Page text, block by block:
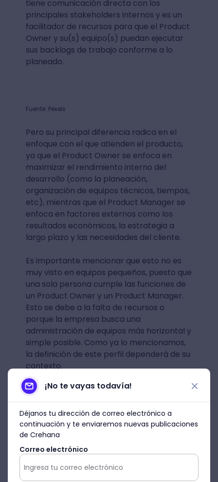
tiene comunicación directa con los
principales stakeholders internos y es un
facilitador de recursos para que el Product
Owner y su(s) equipo(s) puedan ejecutar
sus backlogs de trabajo conforme a lo
planeado.
Fuente: Pexels
Pero su principal diferencia radica en el
enfoque con el que atienden el producto,
ya que el Product Owner se enfoca en
maximizar el rendimiento interno del
desarrollo (como la planeación,
organización de equipos técnicos, tiempos,
etc), mientras que el Product Manager se
enfoca en factores externos como los
resultados económicos, la estrategia a
largo plazo y las necesidades del cliente.
Es importante mencionar que esto no es
muy visto en equipos pequeños, puesto que
una sola persona cumple las funciones de
un Product Owner y un Product Manager.
Esto se debe a la falta de recursos o
porque la empresa busca una
administración de equipos más horizontal y
simple posible. Como ya lo mencionamos,
la definición de este perfil dependerá de su
contexto.
Prepárate para ser un Product
Manager certificado con este
Microdegree en Product
¡No te vayas todavía!
Déjanos tu dirección de correo electrónico a
continuación y te enviaremos nuevas publicaciones
de Crehana
Correo electrónico